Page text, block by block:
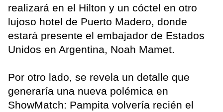
realizará en el Hilton y un cóctel en otro
lujoso hotel de Puerto Madero, donde
estará presente el embajador de Estados
Unidos en Argentina, Noah Mamet.
Por otro lado, se revela un detalle que
generaría una nueva polémica en
ShowMatch: Pampita volvería recién el